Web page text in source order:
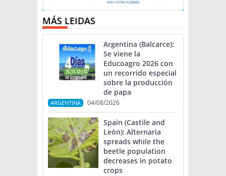
MÁS LEIDAS
Argentina (Balcarce):
Se viene la
Educoagro 2026 con
un recorrido especial
sobre la producción
de papa
ARGENTINA 04/08/2026
Spain (Castile and
León): Alternaria
spreads while the
beetle population
decreases in potato
crops